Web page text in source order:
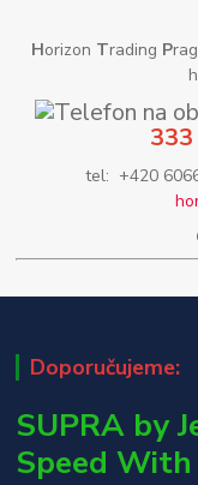
Horizon Trading P
tel: +420
Doporučujeme:
SUPRA by
Speed